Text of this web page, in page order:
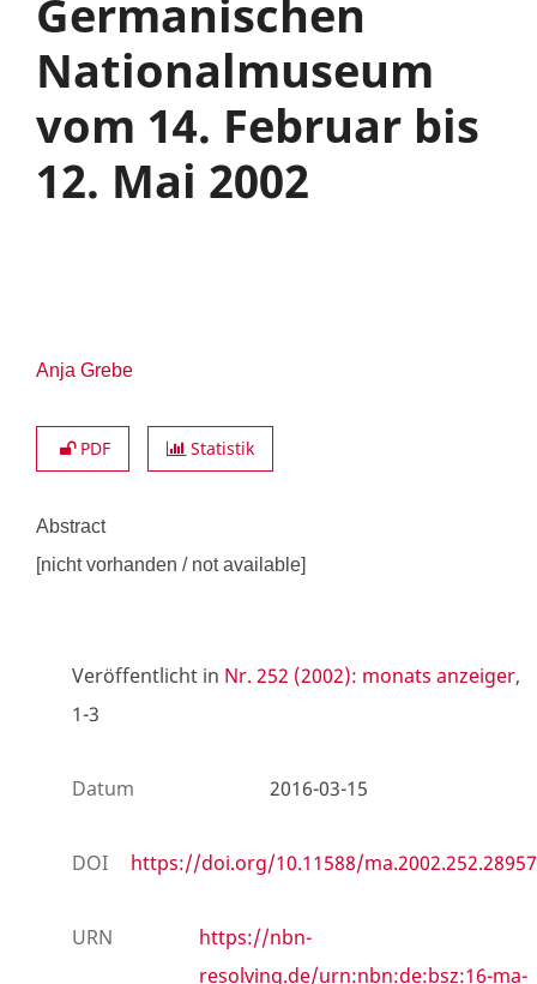
Germanischen
Nationalmuseum
vom 14. Februar bis
12. Mai 2002
Anja Grebe
PDF Statistik
Abstract
[nicht vorhanden / not available]
Veröffentlicht in Nr. 252 (2002): monats anzeiger,
1-3
Datum 2016-03-15
DOI https://doi.org/10.11588/ma.2002.252.28957
URN
https://nbn-
resolving.de/urn:nbn:de:bsz:16-ma-